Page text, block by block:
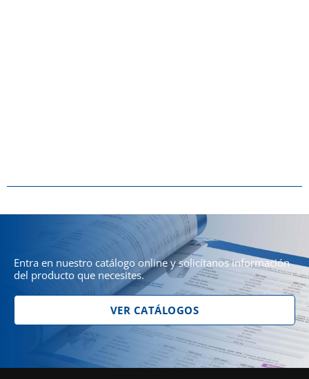
Entra en nuestro catálogo online y solicítanos información
del producto que necesites.
VER CATÁLOGOS